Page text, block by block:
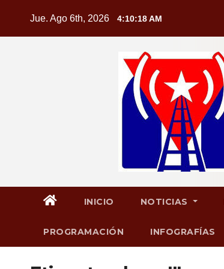
Jue. Ago 6th, 2026 4:10:19 AM
INICIO NOTICIAS
PROGRAMACIÓN INFOGRAFÍAS